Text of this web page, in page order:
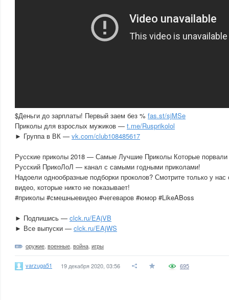
$Деньги до зарплаты! Первый заем без % fas.st/sjMSe
Приколы для взрослых мужиков — t.me/Rusprikolol
► Группа в ВК — vk.com/club108485617
Русские приколы 2018 — Самые Лучшие Приколы Которые
Русский ПрикоЛоЛ — канал с самыми годными приколами!
Надоели однообразные подборки проколов? Смотрите только у
видео, которые никто не показывает!
#приколы #смешныевидео #чегеваров #юмор #LikeABoss
► Подпишись — clck.ru/EAjVB
► Все выпуски — clck.ru/EAjWS
оружие военные война игры
varzuga51 19 декабря 2020, 03:56 695